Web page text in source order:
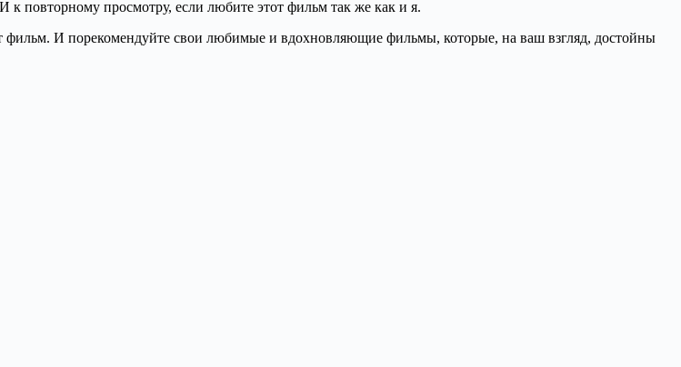
повторному просмотру, если любите этот фильм так же как и я.
фильм. И порекомендуйте свои любимые и вдохновляющие фильмы, которые, на ваш взгляд, достойны